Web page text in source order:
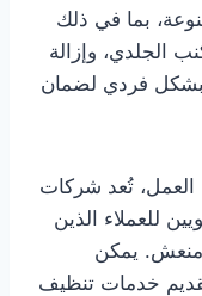
بما في ذلك
الجلدي، وإزالة
بشكل فردي لضمان
العمل، تُعد شركات
للعملاء الذين
يمكن
خدمات تنظيف